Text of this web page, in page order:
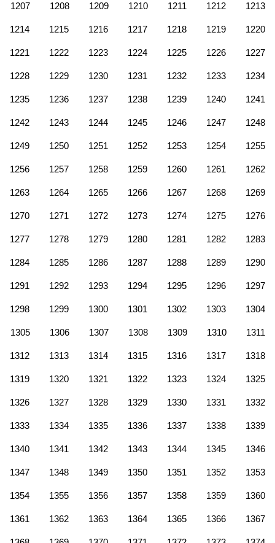
1207 1208 1209 1210 1211 1212 1213
1214 1215 1216 1217 1218 1219 1220
1221 1222 1223 1224 1225 1226 1227
1228 1229 1230 1231 1232 1233 1234
1235 1236 1237 1238 1239 1240 1241
1242 1243 1244 1245 1246 1247 1248
1249 1250 1251 1252 1253 1254 1255
1256 1257 1258 1259 1260 1261 1262
1263 1264 1265 1266 1267 1268 1269
1270 1271 1272 1273 1274 1275 1276
1277 1278 1279 1280 1281 1282 1283
1284 1285 1286 1287 1288 1289 1290
1291 1292 1293 1294 1295 1296 1297
1298 1299 1300 1301 1302 1303 1304
1305 1306 1307 1308 1309 1310 1311
1312 1313 1314 1315 1316 1317 1318
1319 1320 1321 1322 1323 1324 1325
1326 1327 1328 1329 1330 1331 1332
1333 1334 1335 1336 1337 1338 1339
1340 1341 1342 1343 1344 1345 1346
1347 1348 1349 1350 1351 1352 1353
1354 1355 1356 1357 1358 1359 1360
1361 1362 1363 1364 1365 1366 1367